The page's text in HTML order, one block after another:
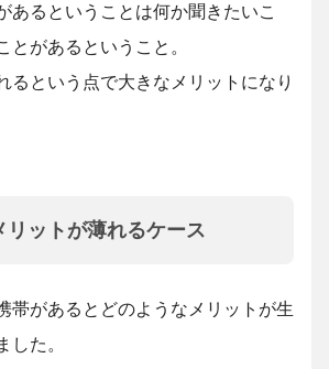
あるということは何か聞きたいこ
とがあるということ。
るという点で大きなメリットになり
リットが薄れるケース
帯があるとどのようなメリットが生
した。